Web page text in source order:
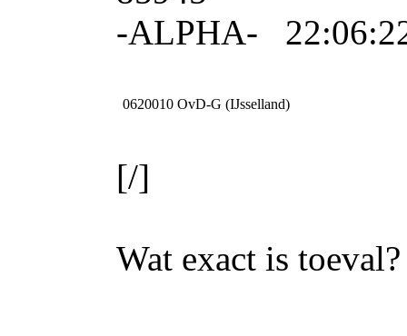
-ALPHA-
0620010 OvD-G (IJsselland)
[/]
Wat exact is toeval?